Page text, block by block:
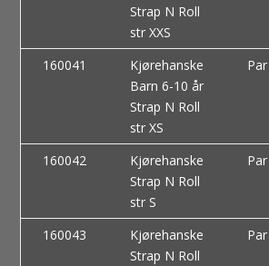
Strap N Roll
str XXS
160041
Kjørehanske
Barn 6-10 år
Strap N Roll
str XS
Par
160042
Kjørehanske
Strap N Roll
str S
Par
160043
Kjørehanske
Strap N Roll
Par